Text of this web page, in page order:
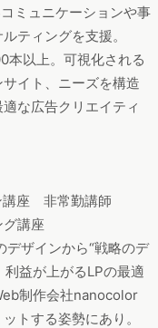
ミュニケーションや事
ティングを支援。
本以上。可視化される
イト、ニーズを構造
な広告クリエイティ
講座 非常勤講師
講座
ザインから“戦略のデ
益が上がるLPの最適
制作会社nanocolor
トする姿勢にあり。